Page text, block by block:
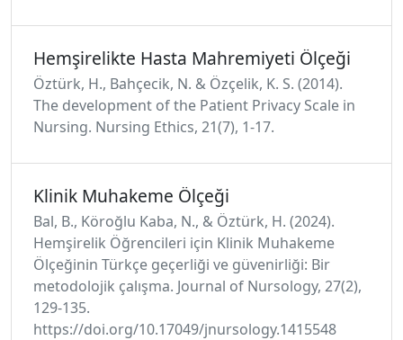
Hemşirelikte Hasta Mahremiyeti Ölçeği
Öztürk, H., Bahçecik, N. & Özçelik, K. S. (2014).
The development of the Patient Privacy Scale in
Nursing. Nursing Ethics, 21(7), 1-17.
Klinik Muhakeme Ölçeği
Bal, B., Köroğlu Kaba, N., & Öztürk, H. (2024).
Hemşirelik Öğrencileri için Klinik Muhakeme
Ölçeğinin Türkçe geçerliği ve güvenirliği: Bir
metodolojik çalışma. Journal of Nursology, 27(2),
129-135.
https://doi.org/10.17049/jnursology.1415548